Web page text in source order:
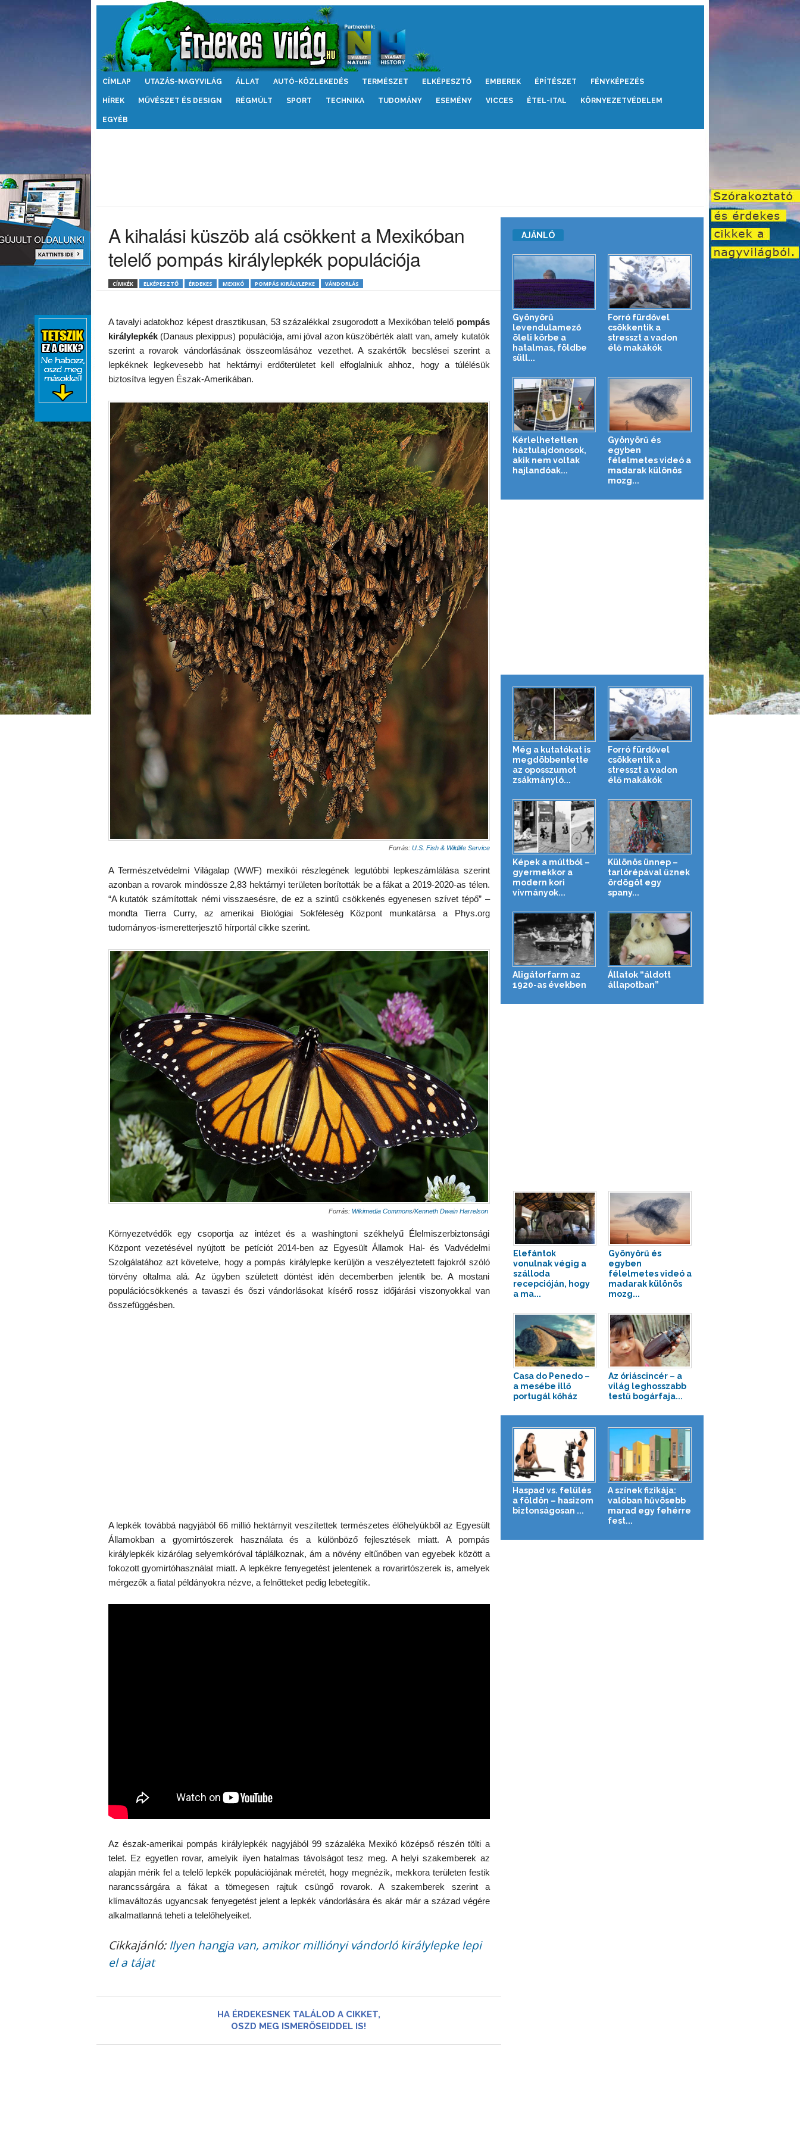
Érdekes
CÍMLAP UTAZÁS-NAGYVILÁG ÁLLAT AUTÓ-KÖZLEKEDÉS TERMÉSZET ELKÉPESZTŐ EMBEREK ÉPÍTÉSZET FÉNYKÉPEZÉS
HÍREK MŰVÉSZET ÉS DESIGN RÉGMÚLT SPORT TECHNIKA TUDOMÁNY ESEMÉNY VICCES ÉTEL-ITAL KÖRNYEZETVÉDELEM
EGYÉB
A kihalási küszöb alá csökkent a Mexikóban
telelő pompás királylepkék populációja
CÍMKÉK ELKÉPESZTŐ ÉRDEKES MEXIKÓ POMPÁS KIRÁLYLEPKE VÁNDORLÁS
A tavalyi adatokhoz képest drasztikusan, 53 százalékkal zsugorodott a Mexikóban telelő pompás
királylepkék(Danaus plexippus) populációja, ami jóval azon küszöbérték alatt van, amely kutatók
szerint a rovarok vándorlásának összeomlásához vezethet. A szakértők becslései szerint a
lepkéknek legkevesebb hat hektárnyi erdőterületet kell elfoglalniuk ahhoz, hogy a túlélésük
biztosítva legyen Észak-Amerikában.
Forrás:U.S. Fish & Wildlife Service
A Természetvédelmi Világalap (WWF) mexikói részlegének legutóbbi lepkeszámlálása szerint
azonban a rovarok mindössze 2,83 hektárnyi területen borították be a fákat a 2019-2020-as télen.
“A kutatók számítottak némi visszaesésre, de ez a szintű csökkenés egyenesen szívet tépő” –
mondta Tierra Curry, az amerikai Biológiai Sokféleség Központ munkatársa a Phys.org
tudományos-ismeretterjesztő hírportál cikke szerint.
Forrás: Wikimedia Commons/Kenneth Dwain Harrelson
Környezetvédők egy csoportja az intézet és a washingtoni székhelyű Élelmiszerbiztonsági
Központ vezetésével nyújtott be petíciót 2014-ben az Egyesült Államok Hal- és Vadvédelmi
Szolgálatához azt követelve, hogy a pompás királylepke kerüljön a veszélyeztetett fajokról szóló
törvény oltalma alá. Az ügyben született döntést idén decemberben jelentik be. A mostani
populációcsökkenés a tavaszi és őszi vándorlásokat kísérő rossz időjárási viszonyokkal van
összefüggésben.
A lepkék továbbá nagyjából 66 millió hektárnyit veszítettek természetes élőhelyükből az Egyesült
Államokban a gyomirtószerek használata és a különböző fejlesztések miatt. A pompás
királylepkék kizárólag selyemkóróval táplálkoznak, ám a növény eltűnőben van egyebek között a
fokozott gyomirtóhasználat miatt. A lepkékre fenyegetést jelentenek a rovarirtószerek is, amelyek
mérgezők a fiatal példányokra nézve, a felnőtteket pedig lebetegítik.
Az észak-amerikai pompás királylepkék nagyjából 99 százaléka Mexikó középső részén tölti a
telet. Ez egyetlen rovar, amelyik ilyen hatalmas távolságot tesz meg. A helyi szakemberek az
alapján mérik fel a telelő lepkék populációjának méretét, hogy megnézik, mekkora területen festik
narancssárgára a fákat a tömegesen rajtuk csüngő rovarok. A szakemberek szerint a
klímaváltozás ugyancsak fenyegetést jelent a lepkék vándorlására és akár már a század végére
alkalmatlanná teheti a telelőhelyeiket.
Cikkajánló: Ilyen hangja van, amikor milliónyi vándorló királylepke lepi
el a tájat
HA ÉRDEKESNEK TALÁLOD A CIKKET,
OSZD MEG ISMERŐSEIDDEL IS!
AJÁNLÓ
Gyönyörű
levendulamező
öleli körbe a
hatalmas, földbe
süll...
Forró fürdővel
csökkentik a
stresszt a vadon
élő makákók
Kérlelhetetlen
háztulajdonosok,
akik nem voltak
hajlandóak...
Gyönyörű és
egyben
félelmetes videó a
madarak különös
mozg...
Még a kutatókat is
megdöbbentette
az oposszumot
zsákmányló...
Forró fürdővel
csökkentik a
stresszt a vadon
élő makákók
Képek a múltból –
gyermekkor a
modern kori
vívmányok...
Különös ünnep –
tarlórépával űznek
ördögöt egy
spany...
Aligátorfarm az
1920-as években
Állatok “áldott
állapotban”
Elefántok
vonulnak végig a
szálloda
recepcióján, hogy
a ma...
Gyönyörű és
egyben
félelmetes videó a
madarak különös
mozg...
Casa do Penedo –
a mesébe illő
portugál kőház
Az óriáscincér – a
világ leghosszabb
testű bogárfaja...
Haspad vs. felülés
a földön – hasizom
biztonságosan ...
A színek fizikája:
valóban hűvösebb
marad egy fehérre
fest...